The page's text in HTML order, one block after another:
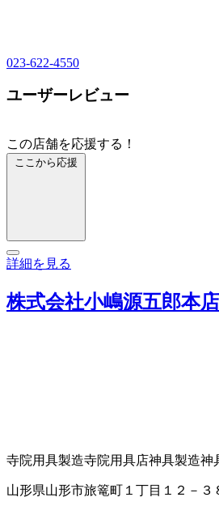
023-622-4550
ユーザーレビュー
この店舗を応援する！
ここから応援
詳細を見る
株式会社小嶋源五郎本店
寺院用具製造寺院用具店神具製造神
山形県山形市旅篭町１丁目１２－３